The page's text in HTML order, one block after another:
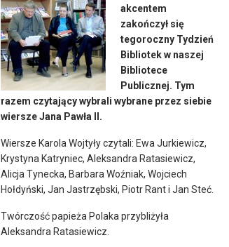
akcentem
zakończył się
tegoroczny Tydzień
Bibliotek w naszej
Bibliotece
Publicznej. Tym
razem czytający wybrali wybrane przez siebie
wiersze Jana Pawła II.
Wiersze Karola Wojtyły czytali: Ewa Jurkiewicz,
Krystyna Katryniec, Aleksandra Ratasiewicz,
Alicja Tynecka, Barbara Woźniak, Wojciech
Hołdyński, Jan Jastrzębski, Piotr Rant i Jan Steć.
Twórczość papieża Polaka przybliżyła
Aleksandra Ratasiewicz.